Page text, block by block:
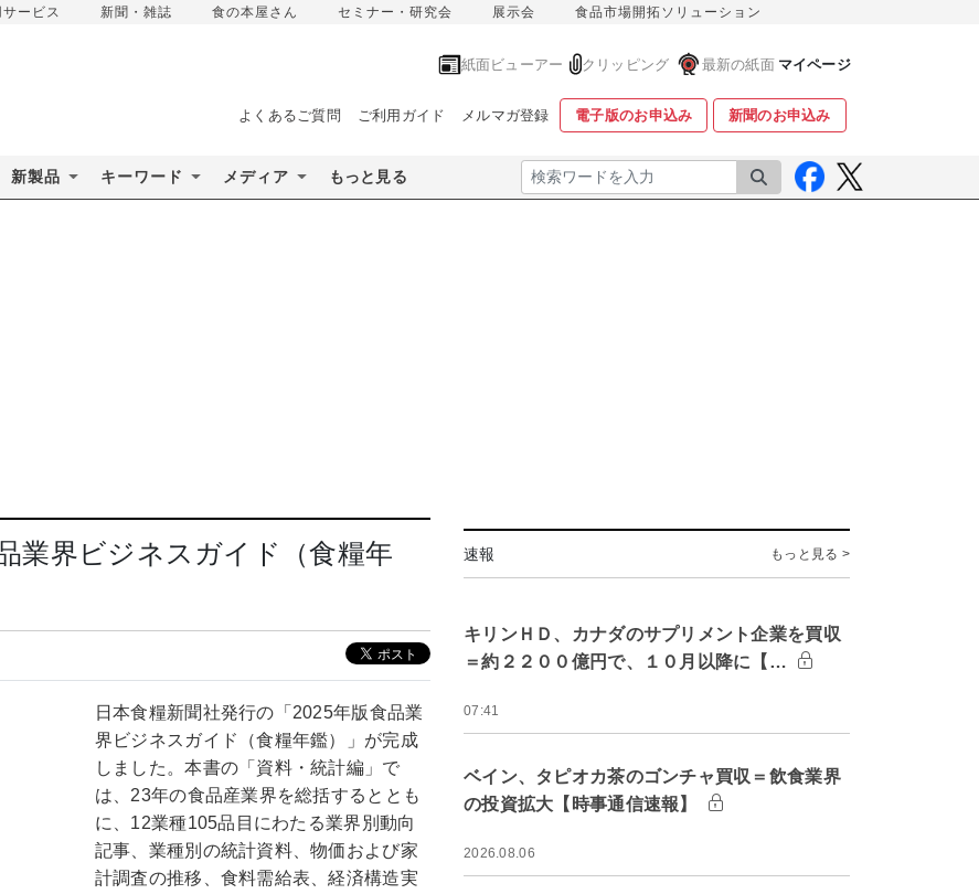
ービス 新聞・雑誌 食の本屋さん セミナー・研究会 展示会 食品市場開拓ソリューション
紙面ビューアー クリッピング 最新の紙面 マイページ
よくあるご質問 ご利用ガイド メルマガ登録 電子版のお申込み 新聞のお申込み
新製品 キーワード メディア もっと見る 検索
業界ビジネスガイド（食糧年
日本食糧新聞社発行の「2025年版食品業
界ビジネスガイド（食糧年鑑）」が完成
しました。本書の「資料・統計編」で
は、23年の食品産業界を総括するととも
に、12業種105品目にわたる業界別動向
記事、業種別の統計資料、物価および家
計調査の推移、食料需給表、経済構造実
速報 もっと見る >
キリンＨＤ、カナダのサプリメント企業を買収
＝約２２００億円で、１０月以降に【…
07:41
ベイン、タピオカ茶のゴンチャ買収＝飲食業界
の投資拡大【時事通信速報】
2026.08.06